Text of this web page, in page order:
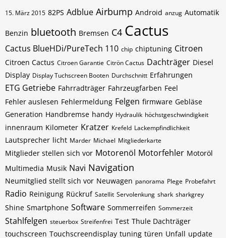
15. März 2015 82PS Adblue Airbump Android anzug Automatik
Benzin bluetooth Bremsen C4 Cactus
Cactus BlueHDi/PureTech 110 chip chiptuning Citroen
Citroen Cactus Citroen Garantie Citrön Cactus Dachträger Diesel
Display Display Tuchscreen Booten Durchschnitt Erfahrungen
ETG Getriebe Fahrradträger Fahrzeugfarben Feel
Fehler auslesen Fehlermeldung Felgen firmware Gebläse
Generation Handbremse handy Hydraulik höchstgeschwindigkeit
innenraum Kilometer Kratzer Krefeld Lackempfindlichkeit
Lautsprecher licht Marder Michael Mitgliederkarte
Mitglieder stellen sich vor Motorenöl Motorfehler Motoröl
Multimedia Musik Navi Navigation
Neumitglied stellt sich vor Neuwagen panorama Plege Probefahrt
Radio Reinigung Rückruf Satellit Servolenkung shark sharkgrey
Shine Smartphone Software Sommerreifen Sommerzeit
Stahlfelgen steuerbox Streifenfrei Test Thule Dachträger
touchscreen Touchscreendisplay tuning türen Unfall update